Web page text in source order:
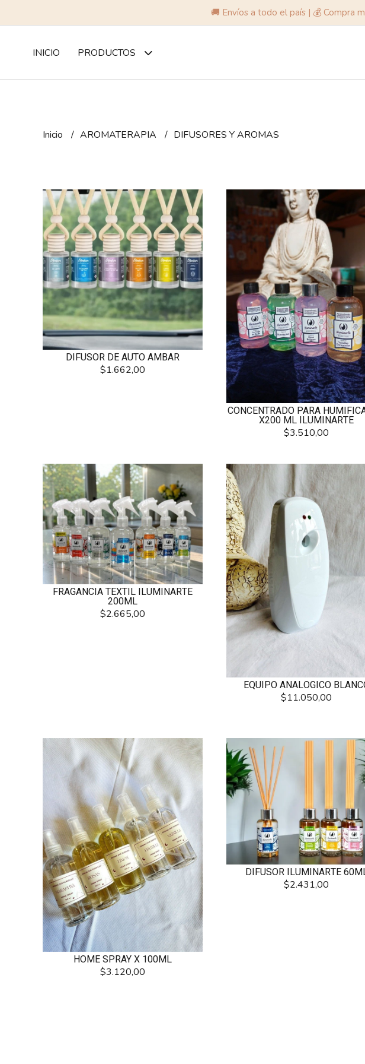
🚚 Envíos a todo el país | 💰 Compra
INICIO PRODUCTOS
Inicio AROMATERAPIA DIFUSORES Y AROMAS
DIFUSOR DE AUTO AMBAR
$1.662,00
CONCENTRADO PARA
X200 ML ILUMINARTE
$3.510,00
FRAGANCIA TEXTIL ILUMINARTE
200ML
$2.665,00
EQUIPO ANALOGICO
$11.050,00
HOME SPRAY X 100ML
$3.120,00
DIFUSOR ILUMINARTE
$2.431,00